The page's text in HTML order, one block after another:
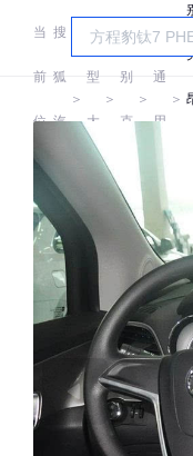
当
前
位
置:
搜
狐
汽
＞
车
型
大
＞
别
克
＞
汽
通
用
克
＞